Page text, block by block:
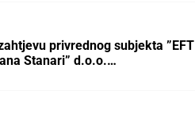
privrednog subjekta ”EFT
Stanari” d.o.o.…